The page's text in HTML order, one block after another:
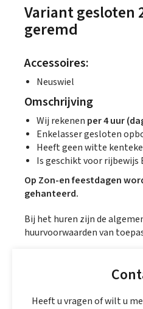
Variant gesloten
geremd
Accessoires:
Neuswiel
Omschrijving
Wij rekenen per 4 uur
Enkelasser gesloten
Heeft geen witte
Is geschikt voor rijbewijs
Op Zon-en feestdagen
gehanteerd.
Bij het huren zijn de
huurvoorwaarden van
Heeft u vragen of wilt u